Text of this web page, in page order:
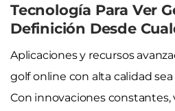
Tecnología Para Ver
Definición Desde
Aplicaciones y recursos
golf online con alta calidad
Con innovaciones constantes,